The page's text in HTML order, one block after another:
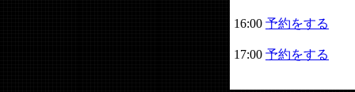
16:00 予約をする
17:00 予約をする